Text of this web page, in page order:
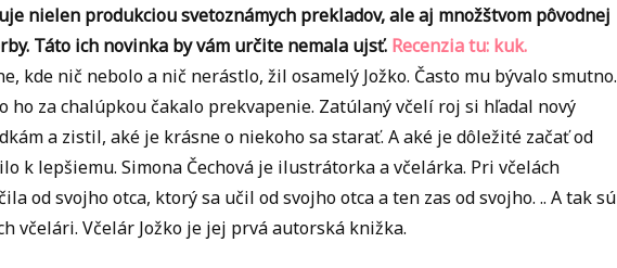
nielen produkciou svetoznámych prekladov, ale aj množštvom pôvodnej
Táto ich novinka by vám určite nemala ujsť. Recenzia tu: kuk.
kde nič nebolo a nič nerástlo, žil osamelý Jožko. Často mu bývalo smutno.
ho za chalúpkou čakalo prekvapenie. Zatúlaný včelí roj si hľadal nový
a zistil, aké je krásne o niekoho sa starať. A aké je dôležité začať od
k lepšiemu. Simona Čechová je ilustrátorka a včelárka. Pri včelách
od svojho otca, ktorý sa učil od svojho otca a ten zas od svojho. .. A tak sú
včelári. Včelár Jožko je jej prvá autorská knižka.